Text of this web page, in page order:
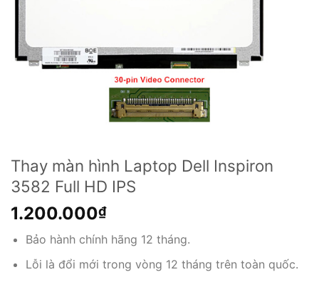
Thay màn hình Laptop Dell Inspiron
3582 Full HD IPS
1.200.000₫
Bảo hành chính hãng 12 tháng.
Lỗi là đổi mới trong vòng 12 tháng trên toàn quốc.